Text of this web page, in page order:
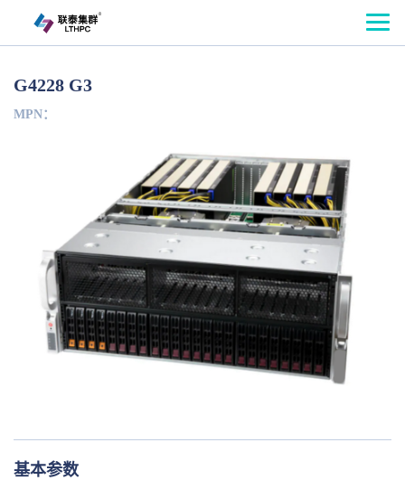
G4228 G3
MPN：
基本参数